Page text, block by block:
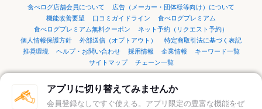
アプリに切り替えてみませんか
会員登録なしですぐ使える。アプリ限定の豊富な機能をぜ
食べログ店舗会員について
広告（メーカー・団体様等向け）について
機能改善要望
口コミガイドライン
食べログプレミアム
食べログプレミアム無料クーポン
ネット予約（リクエスト予約）
個人情報保護方針
外部送信（オプトアウト）
特定商取引法に基づく表記
推奨環境
ヘルプ・お問い合わせ 採用情報 企業情報
キーワード一覧
サイトマップ
チェーン一覧
言語： English 简体中文 繁體中文 한국어